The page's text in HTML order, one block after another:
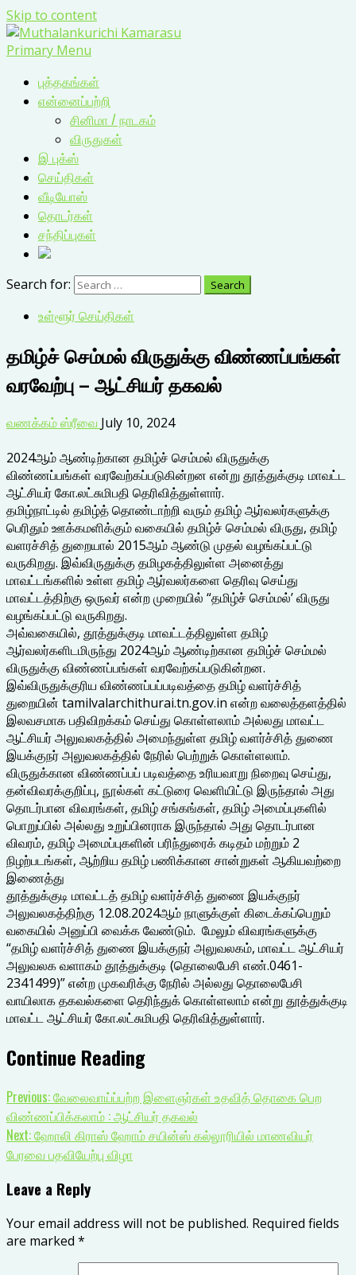
Skip to content
Primary Menu
புத்தகங்கள்
என்னைப்பற்றி
சினிமா / நாடகம்
விருதுகள்
இ புக்ஸ்
செய்திகள்
வீடியோஸ்
தொடர்கள்
சந்திப்புகள்
Search for:
உள்ளூர் செய்திகள்
தமிழ்ச் செம்மல் விருதுக்கு விண்ணப்பங்கள்
வரவேற்பு – ஆட்சியர் தகவல்
வணக்கம் ஸ்ரீவை July 10, 2024
2024ஆம் ஆண்டிற்கான தமிழ்ச் செம்மல் விருதுக்கு
விண்ணப்பங்கள் வரவேற்கப்படுகின்றன என்று தூத்துக்குடி மாவட்ட
ஆட்சியர் கோ.லட்சுமிபதி தெரிவித்துள்ளார்.
தமிழ்நாட்டில் தமிழ்த் தொண்டாற்றி வரும் தமிழ் ஆர்வலர்களுக்கு
பெரிதும் ஊக்கமளிக்கும் வகையில் தமிழ்ச் செம்மல் விருது, தமிழ்
வளரச்சித் துறையால் 2015ஆம் ஆண்டு முதல் வழங்கப்பட்டு
வருகிறது. இவ்விருதுக்கு தமிழகத்திலுள்ள அனைத்து
மாவட்டங்களில் உள்ள தமிழ் ஆர்வலர்களை தெரிவு செய்து
மாவட்டத்திற்கு ஒருவர் என்ற முறையில் “தமிழ்ச் செம்மல்’ விருது
வழங்கப்பட்டு வருகிறது.
அவ்வகையில், தூத்துக்குடி மாவட்டத்திலுள்ள தமிழ்
ஆர்வலர்களிடமிருந்து 2024ஆம் ஆண்டிற்கான தமிழ்ச் செம்மல்
விருதுக்கு விண்ணப்பங்கள் வரவேற்கப்படுகின்றன.
இவ்விருதுக்குரிய விண்ணப்பப்படிவத்தை தமிழ் வளர்ச்சித்
துறையின் tamilvalarchithurai.tn.gov.in என்ற வலைத்தளத்தில்
இலவசமாக பதிவிறக்கம் செய்து கொள்ளலாம் அல்லது மாவட்ட
ஆட்சியர் அலுவலகத்தில் அமைந்துள்ள தமிழ் வளர்ச்சித் துணை
இயக்குநர் அலுவலகத்தில் நேரில் பெற்றுக் கொள்ளலாம்.
விருதுக்கான விண்ணப்பப் படிவத்தை உரியவாறு நிறைவு செய்து,
தன்விவரக்குறிப்பு, நூல்கள் கட்டுரை வெளியிட்டு இருந்தால் அது
தொடர்பான விவரங்கள், தமிழ் சங்கங்கள், தமிழ் அமைப்புகளில்
பொறுப்பில் அல்லது உறுப்பினராக இருந்தால் அது தொடர்பான
விவரம், தமிழ் அமைப்புகளின் பரிந்துரைக் கடிதம் மற்றும் 2
நிழற்படங்கள், ஆற்றிய தமிழ் பணிக்கான சான்றுகள் ஆகியவற்றை
இணைத்து
தூத்துக்குடி மாவட்டத் தமிழ் வளர்ச்சித் துணை இயக்குநர்
அலுவலகத்திற்கு 12.08.2024ஆம் நாளுக்குள் கிடைக்கப்பெறும்
வகையில் அனுப்பி வைக்க வேண்டும். மேலும் விவரங்களுக்கு
“தமிழ் வளர்ச்சித் துணை இயக்குநர் அலுவலகம், மாவட்ட ஆட்சியர்
அலுவலக வளாகம் தூத்துக்குடி (தொலைபேசி எண்.0461-
2341499)” என்ற முகவரிக்கு நேரில் அல்லது தொலைபேசி
வாயிலாக தகவல்களை தெரிந்துக் கொள்ளலாம் என்று தூத்துக்குடி
மாவட்ட ஆட்சியர் கோ.லட்சுமிபதி தெரிவித்துள்ளார்.
Continue Reading
Previous:வேலைவாய்ப்பற்ற இளைஞர்கள் உதவித் தொகை பெற
விண்ணப்பிக்கலாம் : ஆட்சியர் தகவல்
Next:ஹோலி கிராஸ் ஹோம் சயின்ஸ் கல்லூரியில் மாணவியர்
பேரவை பதவியேற்பு விழா
Leave a Reply
Your email address will not be published. Required fields
are marked *